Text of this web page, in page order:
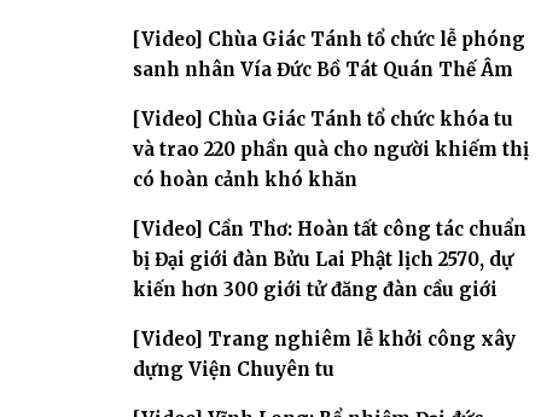
[Video] Chùa Giác Tánh tổ chức lễ phóng
sanh nhân Vía Đức Bồ Tát Quán Thế Âm
[Video] Chùa Giác Tánh tổ chức khóa tu
và trao 220 phần quà cho người khiếm thị
có hoàn cảnh khó khăn
[Video] Cần Thơ: Hoàn tất công tác chuẩn
bị Đại giới đàn Bửu Lai Phật lịch 2570, dự
kiến hơn 300 giới tử đăng đàn cầu giới
[Video] Trang nghiêm lễ khởi công xây
dựng Viện Chuyên tu